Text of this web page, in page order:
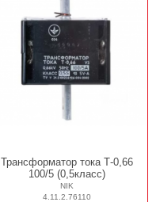
Трансформатор тока Т-0,66
100/5 (0,5класс)
NIK
4.11.2.76110